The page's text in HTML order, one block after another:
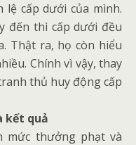
cấp dưới của mình.
đến thì cấp dưới đều
Thật ra, họ còn hiểu
Chính vì vậy, thay
thủ huy động cấp
kết quả
mức thưởng phạt và